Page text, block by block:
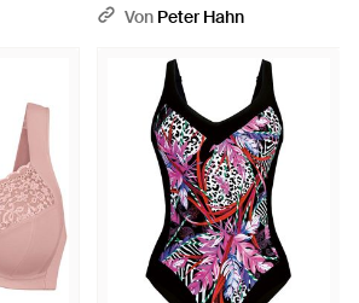
Von Peter Hahn